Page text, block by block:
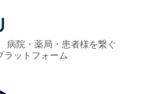
病院・薬局・患者様を繋ぐ
ラットフォーム